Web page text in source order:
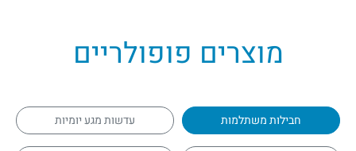
מוצרים פופולריים
חבילות משתלמות עדשות מגע יומיות